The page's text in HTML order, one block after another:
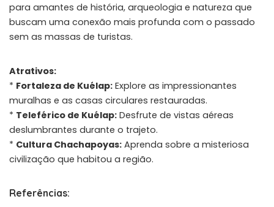
para amantes de história, arqueologia e natureza que
buscam uma conexão mais profunda com o passado
sem as massas de turistas.
Atrativos:
* Fortaleza de Kuélap: Explore as impressionantes
muralhas e as casas circulares restauradas.
* Teleférico de Kuélap: Desfrute de vistas aéreas
deslumbrantes durante o trajeto.
* Cultura Chachapoyas: Aprenda sobre a misteriosa
civilização que habitou a região.
Referências: